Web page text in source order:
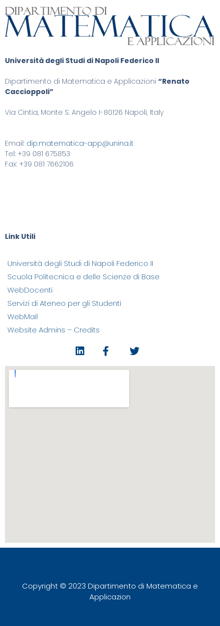
Università degli Studi di Napoli Federico II
Dipartimento di Matematica e Applicazioni “Renato
Caccioppoli”
Via Cintia, Monte S. Angelo I-80126 Napoli, Italy
Email: dip.matematica-app@unina.it
Tel: +39 081 675853
Fax: +39 081 7662106
Link Utili
Università degli Studi di Napoli Federico II
Scuola Politecnica e delle Scienze di Base
WebDocenti
Servizi di Ateneo per gli Studenti
WebMail
Website Admins – Credits
Copyright © 2023 Dipartimento di Matematica e
Applicazion